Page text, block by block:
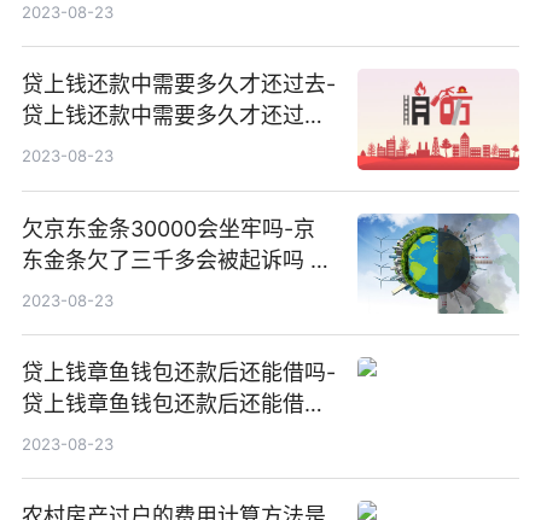
2023-08-23
贷上钱还款中需要多久才还过去-
贷上钱还款中需要多久才还过去
呢
2023-08-23
欠京东金条30000会坐牢吗-京
东金条欠了三千多会被起诉吗 逾
期两年
2023-08-23
贷上钱章鱼钱包还款后还能借吗-
贷上钱章鱼钱包还款后还能借吗
安全吗
2023-08-23